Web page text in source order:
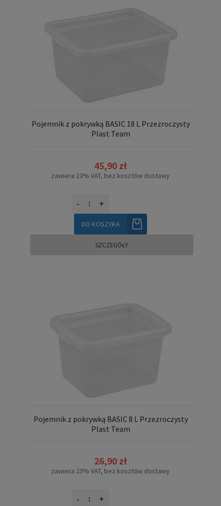
Pojemnik z pokrywką BASIC 18 L Przezroczysty
Plast Team
45,90 zł
zawiera 23% VAT, bez kosztów dostawy
- +
DO KOSZYKA
SZCZEGÓŁY
Pojemnik z pokrywką BASIC 8 L Przezroczysty
Plast Team
26,90 zł
zawiera 23% VAT, bez kosztów dostawy
- +